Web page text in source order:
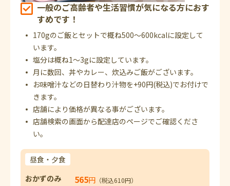
一般のご高齢者や生活習慣が気になる方におす
すめです！
170gのご飯とセットで概ね500～600kcalに設定して
います。
塩分は概ね1～3gに設定しています。
月に数回、丼やカレー、炊込みご飯がございます。
お味噌汁などの日替わり汁物を+90円(税込)でお付けで
きます。
店舗により価格が異なる事がございます。
店舗検索の画面から配達店のページでご確認くださ
い。
昼食・夕食
おかずのみ
565円 （税込610円）